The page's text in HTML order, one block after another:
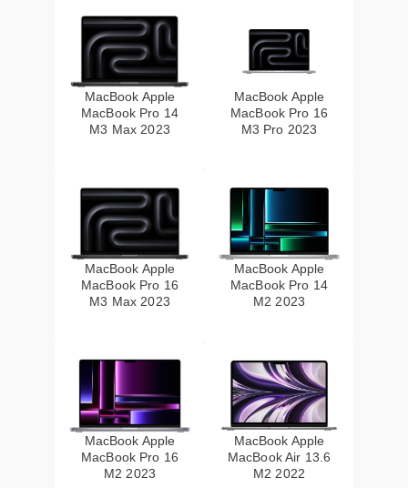
MacBook Apple
MacBook Pro 14
M3 Max 2023
MacBook Apple
MacBook Pro 16
M3 Pro 2023
MacBook Apple
MacBook Pro 16
M3 Max 2023
MacBook Apple
MacBook Pro 14
M2 2023
MacBook Apple
MacBook Pro 16
M2 2023
MacBook Apple
MacBook Air 13.6
M2 2022